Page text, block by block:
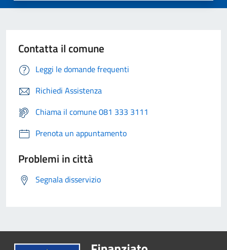
Contatta il comune
Leggi le domande frequenti
Richiedi Assistenza
Chiama il comune 081 333 3111
Prenota un appuntamento
Problemi in città
Segnala disservizio